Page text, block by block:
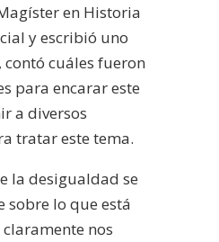
en Historia
y escribió uno
cuáles fueron
para encarar este
a diversos
tratar este tema.
la desigualdad se
sobre lo que está
nos